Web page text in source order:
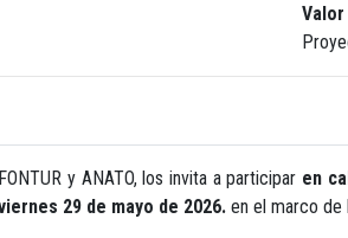
y ANATO, los invita a participar en
29 de mayo de 2026. en el marco de